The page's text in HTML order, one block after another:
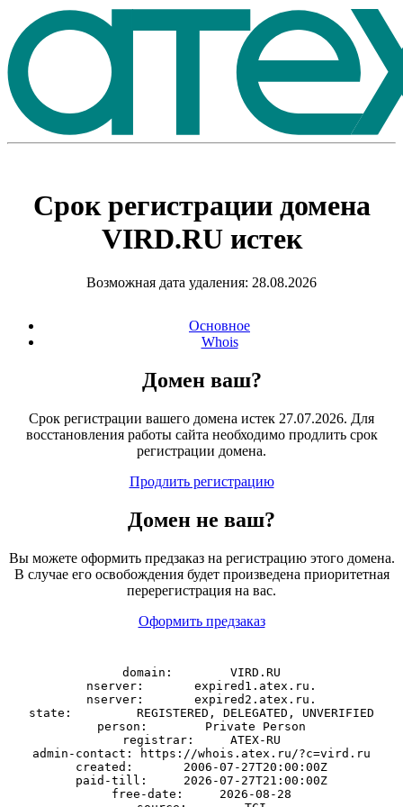
Срок регистрации домена
VIRD.RUистек
Возможная дата удаления: 28.08.2026
Основное
Whois
Домен ваш?
Срок регистрации вашего домена истек 27.07.2026. Для
восстановления работы сайта необходимо продлить срок
регистрации домена.
Продлить регистрацию
Домен не ваш?
Вы можете оформить предзаказ на регистрацию этого домена.
В случае его освобождения будет произведена приоритетная
перерегистрация на вас.
Оформить предзаказ
domain:        VIRD.RU
nserver:       expired1.atex.ru.
nserver:       expired2.atex.ru.
state:         REGISTERED, DELEGATED, UNVERIFIED
person:        Private Person
registrar:     ATEX-RU
admin-contact: https://whois.atex.ru/?c=vird.ru
created:       2006-07-27T20:00:00Z
paid-till:     2026-07-27T21:00:00Z
free-date:     2026-08-28